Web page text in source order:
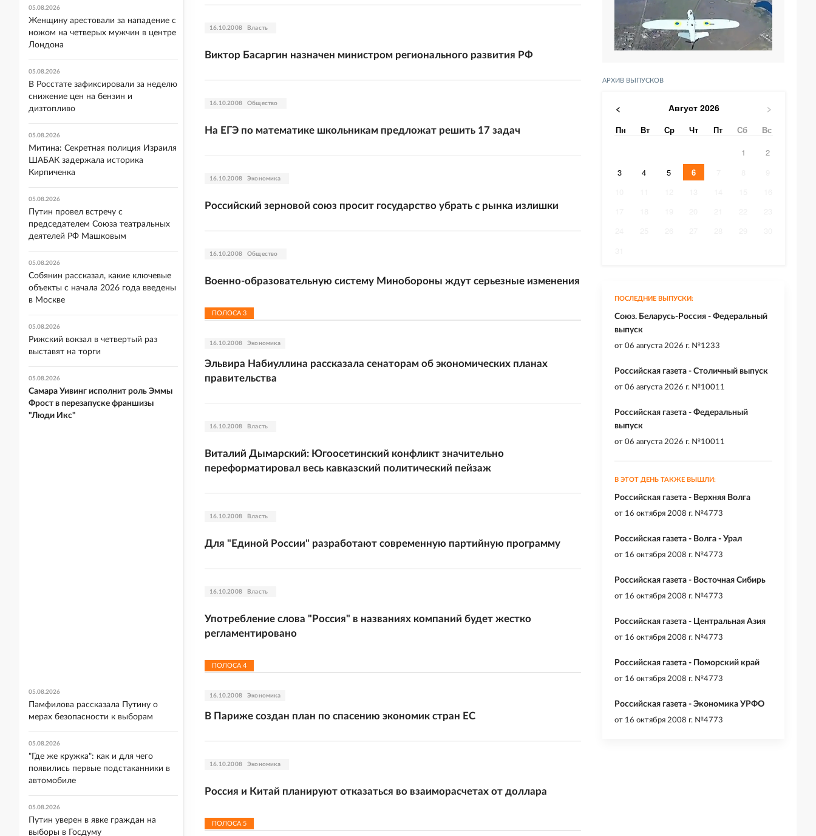
16.10.2008 Власть
Виктор Басаргин назначен министром регионального развития РФ
16.10.2008 Общество
На ЕГЭ по математике школьникам предложат решить 17 задач
16.10.2008 Экономика
Российский зерновой союз просит государство убрать с рынка излишки
16.10.2008 Общество
Военно-образовательную систему Минобороны ждут серьезные изменения
ПОЛОСА 3
16.10.2008 Экономика
Эльвира Набиуллина рассказала сенаторам об экономических планах
правительства
16.10.2008 Власть
Виталий Дымарский: Югоосетинский конфликт значительно
переформатировал весь кавказский политический пейзаж
16.10.2008 Власть
Для "Единой России" разработают современную партийную программу
16.10.2008 Власть
Употребление слова "Россия" в названиях компаний будет жестко
регламентировано
ПОЛОСА 4
16.10.2008 Экономика
В Париже создан план по спасению экономик стран ЕС
16.10.2008 Экономика
Россия и Китай планируют отказаться во взаиморасчетах от доллара
ПОЛОСА 5
АРХИВ ВЫПУСКОВ
< Август 2026 >
Пн Вт Ср Чт Пт Сб
Вс
1
2
3
4 5 6
ПОСЛЕДНИЕ ВЫПУСКИ:
Союз. Беларусь-Россия - Федеральный
выпуск
от 06 августа 2026 г. №1233
Российская газета - Столичный выпуск
от 06 августа 2026 г. №10011
Российская газета - Федеральный
выпуск
от 06 августа 2026 г. №10011
В ЭТОТ ДЕНЬ ТАКЖЕ ВЫШЛИ:
Российская газета - Верхняя Волга
от 16 октября 2008 г. №4773
Российская газета - Волга - Урал
от 16 октября 2008 г. №4773
Российская газета - Восточная Сибирь
от 16 октября 2008 г. №4773
Российская газета - Центральная Азия
от 16 октября 2008 г. №4773
Российская газета - Поморский край
от 16 октября 2008 г. №4773
Российская газета - Экономика УРФО
от 16 октября 2008 г. №4773
05.08.2026
Женщину арестовали за нападение с
ножом на четверых мужчин в центре
Лондона
05.08.2026
В Росстате зафиксировали за неделю
снижение цен на бензин и
дизтопливо
05.08.2026
Митина: Секретная полиция Израиля
ШАБАК задержала историка
Кирпиченка
05.08.2026
Путин провел встречу с
председателем Союза театральных
деятелей РФ Машковым
05.08.2026
Собянин рассказал, какие ключевые
объекты с начала 2026 года введены
в Москве
05.08.2026
Рижский вокзал в четвертый раз
выставят на торги
05.08.2026
Самара Уивинг исполнит роль Эммы
Фрост в перезапуске франшизы
"Люди Икс"
05.08.2026
Памфилова рассказала Путину о
мерах безопасности к выборам
05.08.2026
"Где же кружка": как и для чего
появились первые подстаканники в
автомобиле
05.08.2026
Путин уверен в явке граждан на
выборы в Госдуму